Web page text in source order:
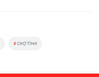
#CHỢ TÌNH